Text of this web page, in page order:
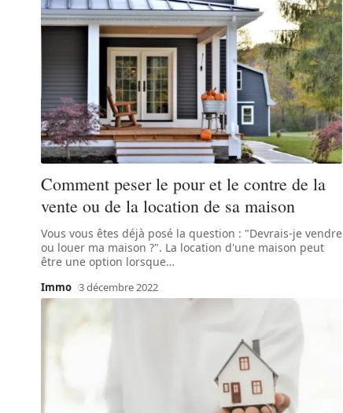
Comment peser le pour et le contre de la
vente ou de la location de sa maison
Vous vous êtes déjà posé la question : "Devrais-je vendre
ou louer ma maison ?". La location d'une maison peut
être une option lorsque…
Immo 3 décembre 2022